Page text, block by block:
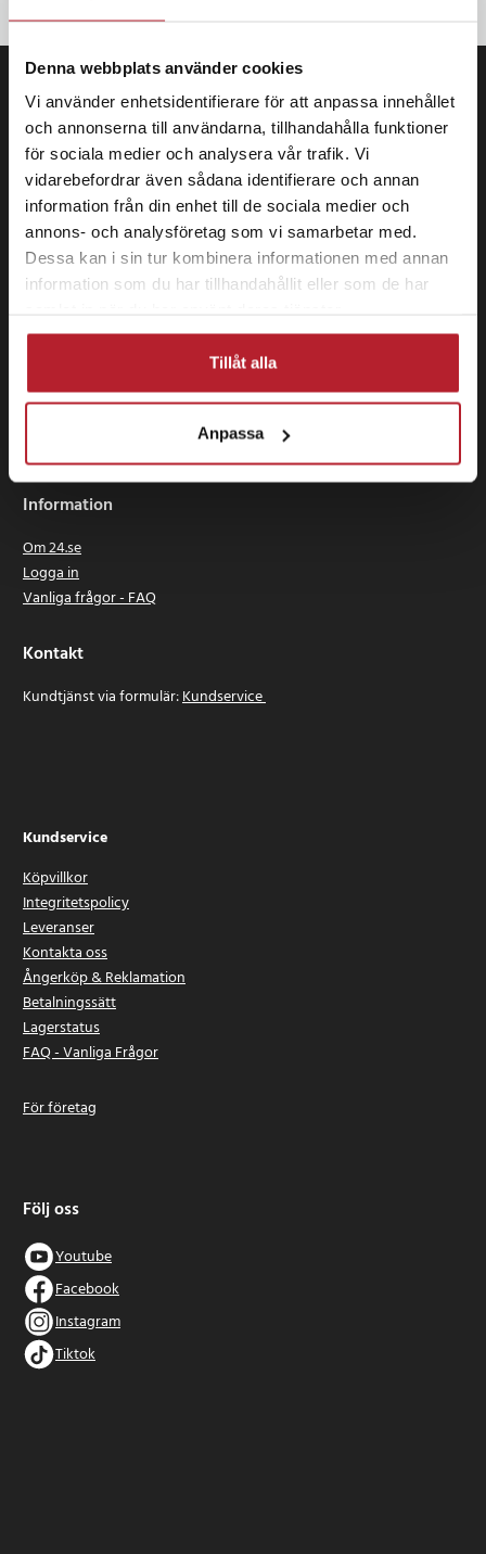
Denna webbplats använder cookies
Vi använder enhetsidentifierare för att anpassa innehållet
och annonserna till användarna, tillhandahålla funktioner
för sociala medier och analysera vår trafik. Vi
vidarebefordrar även sådana identifierare och annan
information från din enhet till de sociala medier och
annons- och analysföretag som vi samarbetar med.
Dessa kan i sin tur kombinera informationen med annan
information som du har tillhandahållit eller som de har
Tillåt alla
Anpassa
24 se Sverige AB
391 28 Kalmar
Information
Om 24.se
Logga in
Vanliga frågor - FAQ
Kontakt
Kundtjänst via formulär:Kundservice
Kundservice
Köpvillkor
Integritetspolicy
Leveranser
Kontakta oss
Ångerköp & Reklamation
Betalningssätt
Lagerstatus
FAQ - Vanliga Frågor
För företag
Följ oss
Youtube
Facebook
Instagram
Tiktok